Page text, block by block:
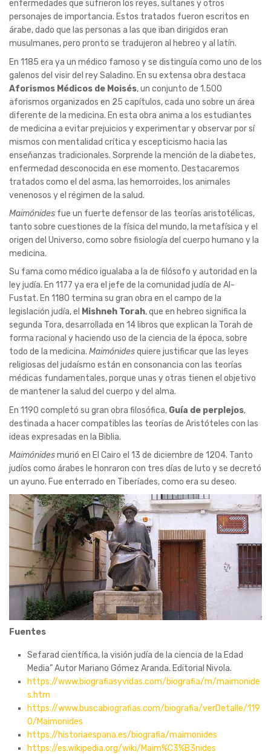
enfermedades que sufrieron los reyes, sultanes y otros
personajes de importancia. Estos tratados fueron escritos en
árabe, dado que las personas a las que iban dirigidos eran
musulmanes, pero pronto se tradujeron al hebreo y al latín.
En 1185 era ya un médico famoso y se distinguía como uno de los
galenos del visir del rey Saladino. En su extensa obra destaca
Aforismos Médicos de Moisés, un conjunto de 1.500
aforismos organizados en 25 capítulos, cada uno sobre un área
diferente de la medicina. En esta obra anima a los estudiantes
de medicina a evitar prejuicios y experimentar y observar por sí
mismos con mentalidad crítica y escepticismo hacia las
enseñanzas tradicionales. Sorprende la mención de la diabetes,
enfermedad desconocida en ese momento. Destacaremos
tratados como el del asma, las hemorroides, los animales
venenosos y el régimen de la salud.
Maimónides fue un fuerte defensor de las teorías aristotélicas,
tanto sobre cuestiones de la física del mundo, la metafísica y el
origen del Universo, como sobre fisiología del cuerpo humano y la
medicina.
Su fama como médico igualaba a la de filósofo y autoridad en la
ley judía. En 1177 ya era el jefe de la comunidad judía de Al-
Fustat. En 1180 termina su gran obra en el campo de la
legislación judía, el Mishneh Torah, que en hebreo significa la
segunda Tora, desarrollada en 14 libros que explican la Torah de
forma racional y haciendo uso de la ciencia de la época, sobre
todo de la medicina. Maimónidesquiere justificar que las leyes
religiosas del judaísmo están en consonancia con las teorías
médicas fundamentales, porque unas y otras tienen el objetivo
de mantener la salud del cuerpo y del alma.
En 1190 completó su gran obra filosófica, Guía de perplejos,
destinada a hacer compatibles las teorías de Aristóteles con las
ideas expresadas en la Biblia.
Maimónidesmurió en El Cairo el 13 de diciembre de 1204. Tanto
judíos como árabes le honraron con tres días de luto y se decretó
un ayuno. Fue enterrado en Tiberíades, como era su deseo.
Fuentes
Sefarad científica, la visión judía de la ciencia de la Edad
Media” Autor Mariano Gómez Aranda. Editorial Nivola.
https://www.biografiasyvidas.com/biografia/m/maimonide
s.htm
https://www.buscabiografias.com/biografia/verDetalle/119
0/Maimonides
https://historiaespana.es/biografia/maimonides
https://es.wikipedia.org/wiki/Maim%C3%B3nides